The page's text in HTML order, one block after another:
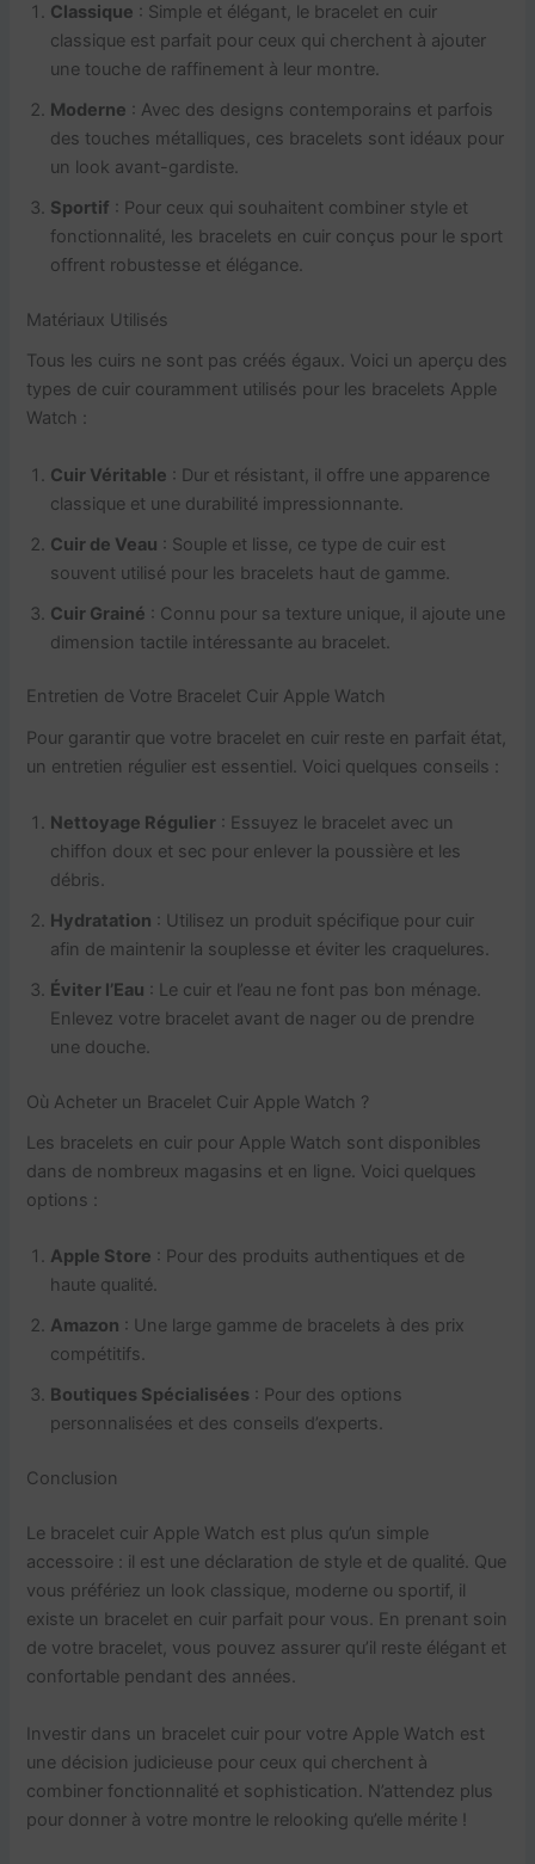
Classique : Simple et élégant, le bracelet en cuir
classique est parfait pour ceux qui cherchent à ajouter
une touche de raffinement à leur montre.
Moderne : Avec des designs contemporains et parfois
des touches métalliques, ces bracelets sont idéaux pour
un look avant-gardiste.
Sportif : Pour ceux qui souhaitent combiner style et
fonctionnalité, les bracelets en cuir conçus pour le sport
offrent robustesse et élégance.
Matériaux Utilisés
Tous les cuirs ne sont pas créés égaux. Voici un aperçu des
types de cuir couramment utilisés pour les bracelets Apple
Watch :
Cuir Véritable : Dur et résistant, il offre une apparence
classique et une durabilité impressionnante.
Cuir de Veau : Souple et lisse, ce type de cuir est
souvent utilisé pour les bracelets haut de gamme.
Cuir Grainé : Connu pour sa texture unique, il ajoute une
dimension tactile intéressante au bracelet.
Entretien de Votre Bracelet Cuir Apple Watch
Pour garantir que votre bracelet en cuir reste en parfait état,
un entretien régulier est essentiel. Voici quelques conseils :
Nettoyage Régulier : Essuyez le bracelet avec un
chiffon doux et sec pour enlever la poussière et les
débris.
Hydratation : Utilisez un produit spécifique pour cuir
afin de maintenir la souplesse et éviter les craquelures.
Éviter l’Eau : Le cuir et l’eau ne font pas bon ménage.
Enlevez votre bracelet avant de nager ou de prendre
une douche.
Où Acheter un Bracelet Cuir Apple Watch ?
Les bracelets en cuir pour Apple Watch sont disponibles
dans de nombreux magasins et en ligne. Voici quelques
options :
Apple Store : Pour des produits authentiques et de
haute qualité.
Amazon : Une large gamme de bracelets à des prix
compétitifs.
Boutiques Spécialisées : Pour des options
personnalisées et des conseils d’experts.
Conclusion
Le bracelet cuir Apple Watch est plus qu’un simple
accessoire : il est une déclaration de style et de qualité. Que
vous préfériez un look classique, moderne ou sportif, il
existe un bracelet en cuir parfait pour vous. En prenant soin
de votre bracelet, vous pouvez assurer qu’il reste élégant et
confortable pendant des années.
Investir dans un bracelet cuir pour votre Apple Watch est
une décision judicieuse pour ceux qui cherchent à
combiner fonctionnalité et sophistication. N’attendez plus
pour donner à votre montre le relooking qu’elle mérite !